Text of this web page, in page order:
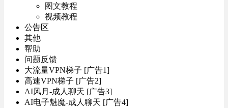
图文教程
视频教程
公告区
其他
帮助
问题反馈
大流量VPN梯子 [广告1]
高速VPN梯子 [广告2]
AI风月-成人聊天 [广告3]
AI电子魅魔-成人聊天 [广告4]